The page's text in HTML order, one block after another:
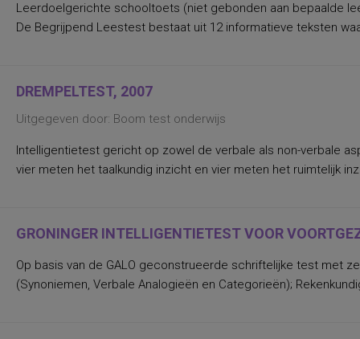
Leerdoelgerichte schooltoets (niet gebonden aan bepaalde
De Begrijpend Leestest bestaat uit 12 informatieve teksten
DREMPELTEST, 2007
Uitgegeven door: Boom test onderwijs
Intelligentietest gericht op zowel de verbale als non-verbale
vier meten het taalkundig inzicht en vier meten het ruimtelijk
GRONINGER INTELLIGENTIETEST VOOR
Op basis van de GALO geconstrueerde schriftelijke test met
(Synoniemen, Verbale Analogieën en Categorieën);